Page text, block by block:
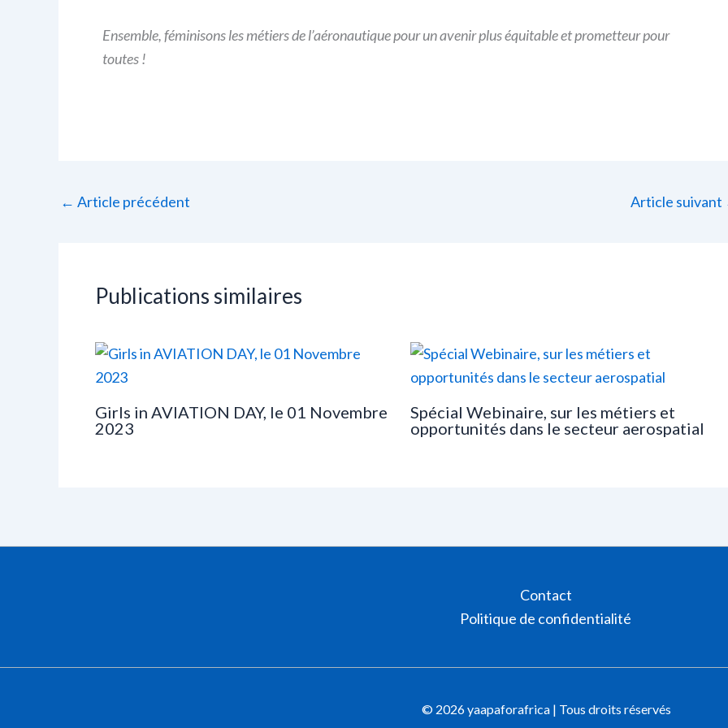
Ensemble, féminisons les métiers de l’aéronautique pour un avenir plus équitable et prometteur pour
toutes !
← Article précédent Article suivant
Publications similaires
Girls in AVIATION DAY, le 01 Novembre
2023
Spécial Webinaire, sur les métiers et
opportunités dans le secteur aerospatial
Contact
Politique de confidentialité
© 2026 yaapaforafrica | Tous droits réservés